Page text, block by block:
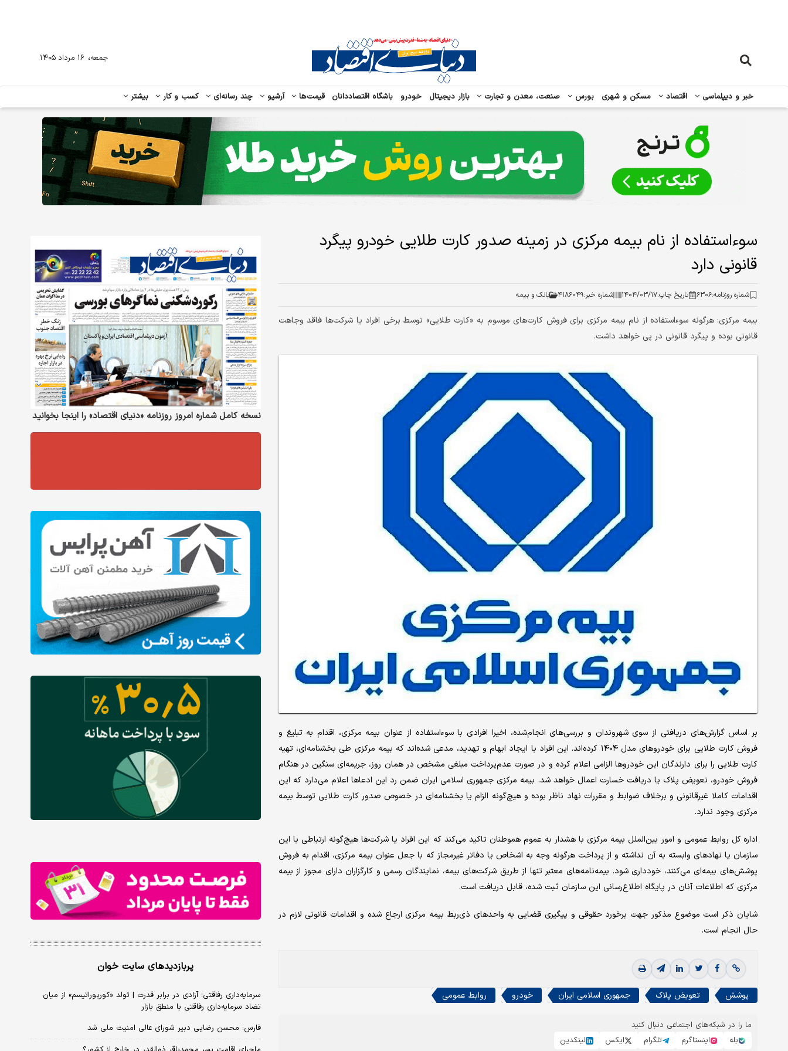
خبر و دیپلماسی اقتصاد مسکن و شهری بورس صنعت، معدن و تجارت بازار دیجیتال خودرو باشگاه اقتصاددانان قیمت‌ها آرشیو چند رسانه‌ای کسب و کار بیشتر
جمعه، ۱۶ مرداد ۱۴۰۵
سوءاستفاده از نام بیمه مرکزی در زمینه صدور کارت طلایی خودرو پیگرد
قانونی دارد
شماره روزنامه:۶۳۰۶ تاریخ چاپ:۱۴۰۴/۰۳/۱۷ شماره خبر:۴۱۸۶۰۴۹ بانک و بیمه
بیمه مرکزی: هرگونه سوءاستفاده از نام بیمه مرکزی برای فروش کارت‌‌های موسوم به «کارت طلایی» توسط برخی افراد یا شرکت‌ها فاقد وجاهت
قانونی بوده و پیگرد قانونی در پی خواهد داشت.
بر اساس گزارش‌‌های دریافتی از سوی شهروندان و بررسی‌‌های انجام‌‌شده، اخیرا افرادی با سوءاستفاده از عنوان بیمه مرکزی، اقدام به تبلیغ و
فروش کارت طلایی برای خودروهای مدل ۱۴۰۴ کرده‌‌اند. این افراد با ایجاد ابهام و تهدید، مدعی شده‌‌اند که بیمه مرکزی طی بخشنامه‌‌ای، تهیه
کارت طلایی را برای دارندگان این خودروها الزامی اعلام کرده و در صورت عدم‌پرداخت مبلغی مشخص در همان روز، جریمه‌‌ای سنگین در هنگام
فروش خودرو، تعویض پلاک یا دریافت خسارت اعمال خواهد شد. بیمه مرکزی جمهوری اسلامی ایران ضمن رد این ادعاها اعلام می‌دارد که این
اقدامات کاملا غیرقانونی و برخلاف ضوابط و مقررات نهاد ناظر بوده و هیچ‌گونه الزام یا بخشنامه‌‌ای در خصوص صدور کارت طلایی توسط بیمه
مرکزی وجود ندارد.
اداره کل روابط عمومی و امور بین‌الملل بیمه مرکزی با هشدار به عموم هموطنان تاکید می‌کند که این افراد یا شرکت‌ها هیچ‌گونه ارتباطی با این
سازمان یا نهادهای وابسته به آن نداشته و از پرداخت هرگونه وجه به اشخاص یا دفاتر غیرمجاز که با جعل عنوان بیمه مرکزی، اقدام به فروش
پوشش‌‌های بیمه‌‌ای می‌‌کنند، خودداری شود. بیمه‌‌نامه‌‌های معتبر تنها از طریق شرکت‌های بیمه، نمایندگان رسمی و کارگزاران دارای مجوز از بیمه
مرکزی که اطلاعات آنان در پایگاه اطلاع‌‌رسانی این سازمان ثبت شده، قابل دریافت است.
شایان ذکر است موضوع مذکور جهت برخورد حقوقی و پیگیری قضایی به واحدهای ذی‌ربط بیمه مرکزی ارجاع شده و اقدامات قانونی لازم در
حال انجام است.
پوشش تعویض پلاک جمهوری اسلامی ایران خودرو روابط عمومی
ما را در شبکه‌های اجتماعی دنبال کنید
بله
اینستاگرم تلگرام ایکس لینکدین
نسخه کامل شماره امروز روزنامه «دنیای‌ اقتصاد» را اینجا بخوانید
پربازدیدهای سایت خوان
سرمایه‌داری رفاقتی؛ آزادی در برابر قدرت | تولد «کورپوراتیسم» از میان
تضاد سرمایه‌داری رفاقتی با منطق بازار
فارس: محسن رضایی دبیر شورای عالی امنیت ملی شد